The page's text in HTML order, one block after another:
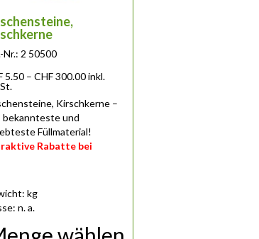
Nr.: 2 50500
5.50 – CHF300.00Preisspanne: CHF 5.50 bis CHF 300.00
inkl.
Kirschkerne –
bekannteste und
Füllmaterial!
Rabatte bei
kg
n. a.